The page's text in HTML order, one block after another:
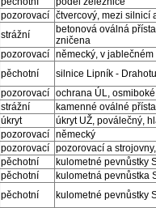
pozorovací čtvercový, mezi silnicí
strážní
betonová oválná
zničena
pozorovací německý, v
pěchotní
silnice Lipník -
pozorovací ochrana ÚL,
strážní
kamenné oválné
úkryt
úkryt UŽ, poválečný,
pozorovací německý
pozorovací pozorovací a
pěchotní
kulometné pevnůstky
pěchotní
kulometná pevnůstka
pěchotní
kulometné pevnůstky